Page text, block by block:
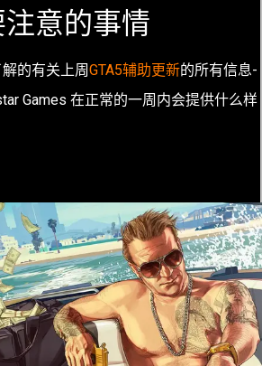
意的事情
的有关上周GTA5辅助更新的所有信息-
Games 在正常的一周内会提供什么样